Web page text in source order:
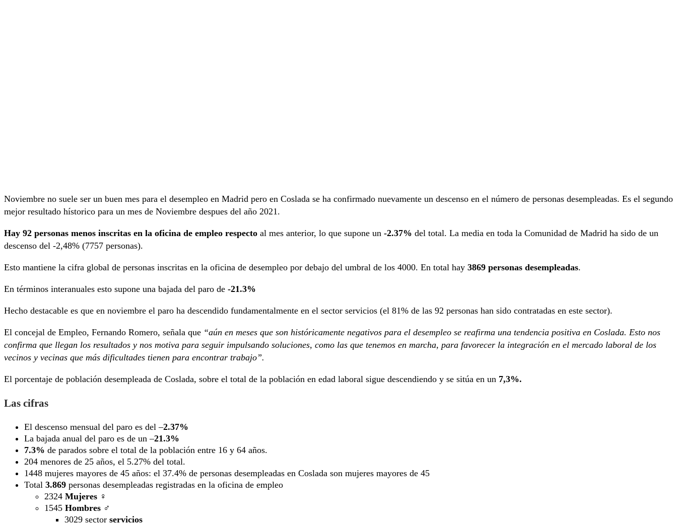
Noviembre no suele ser un buen mes para el desempleo en Madrid pero en Coslada se ha confirmado nuevamente un descenso en el número de personas desempleadas. Es el segundo
mejor resultado hístorico para un mes de Noviembre despues del año 2021.
Hay 92 personas menos inscritas en la oficina de empleo respecto al mes anterior, lo que supone un -2.37% del total. La media en toda la Comunidad de Madrid ha sido de un
descenso del -2,48% (7757 personas).
Esto mantiene la cifra global de personas inscritas en la oficina de desempleo por debajo del umbral de los 4000. En total hay 3869 personas desempleadas.
En términos interanuales esto supone una bajada del paro de -21.3%
Hecho destacable es que en noviembre el paro ha descendido fundamentalmente en el sector servicios (el 81% de las 92 personas han sido contratadas en este sector).
El concejal de Empleo, Fernando Romero, señala que “aún en meses que son históricamente negativos para el desempleo se reafirma una tendencia positiva en Coslada. Esto nos
confirma que llegan los resultados y nos motiva para seguir impulsando soluciones, como las que tenemos en marcha, para favorecer la integración en el mercado laboral de los
vecinos y vecinas que más dificultades tienen para encontrar trabajo”.
El porcentaje de población desempleada de Coslada, sobre el total de la población en edad laboral sigue descendiendo y se sitúa en un 7,3%.
Las cifras
El descenso mensual del paro es del –2.37%
La bajada anual del paro es de un –21.3%
7.3% de parados sobre el total de la población entre 16 y 64 años.
204 menores de 25 años, el 5.27% del total.
1448 mujeres mayores de 45 años: el 37.4% de personas desempleadas en Coslada son mujeres mayores de 45
Total 3.869 personas desempleadas registradas en la oficina de empleo
2324 Mujeres ♀️
1545 Hombres ♂️
3029 sector servicios